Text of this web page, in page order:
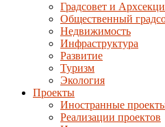
Градсовет и
Общественный
Недвижимость
Инфраструктура
Развитие
Туризм
Экология
Проекты
Иностранные
Реализации проектов